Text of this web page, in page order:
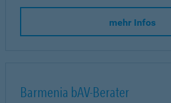
mehr Infos
Barmenia bAV-Berater